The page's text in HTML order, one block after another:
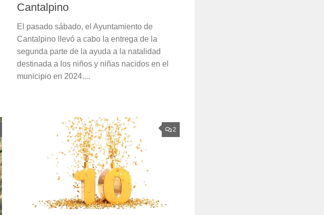
Cantalpino
El pasado sábado, el Ayuntamiento de
Cantalpino llevó a cabo la entrega de la
segunda parte de la ayuda a la natalidad
destinada a los niños y niñas nacidos en el
municipio en 2024....
2